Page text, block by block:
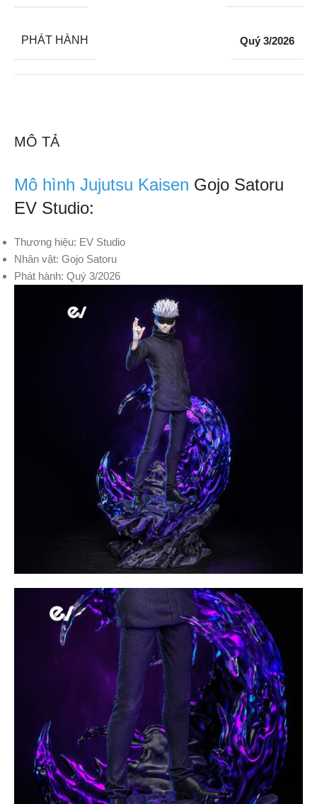
MÔ TẢ
Mô hình Jujutsu Kaisen Gojo Satoru
EV Studio:
Thương hiệu: EV Studio
Nhân vật: Gojo Satoru
Phát hành: Quý 3/2026
PHÁT HÀNH Quý 3/2026